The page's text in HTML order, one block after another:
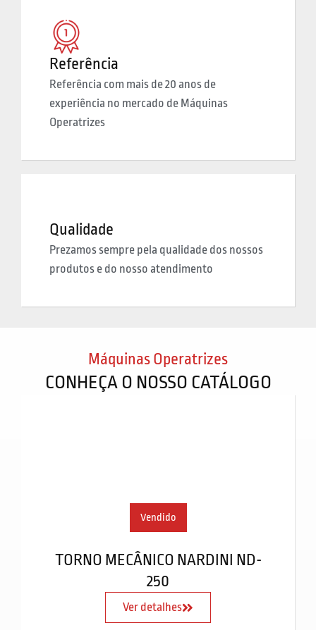
Referência
Referência com mais de 20 anos de
experiência no mercado de Máquinas
Operatrizes
Qualidade
Prezamos sempre pela qualidade dos nossos
produtos e do nosso atendimento
Máquinas Operatrizes
CONHEÇA O NOSSO CATÁLOGO
Vendido
TORNO MECÂNICO NARDINI ND-
250
Ver detalhes